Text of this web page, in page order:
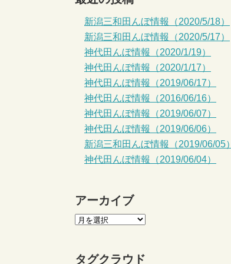
新潟三和田んぼ情報（2020/5/18）
新潟三和田んぼ情報（2020/5/17）
神代田んぼ情報（2020/1/19）
神代田んぼ情報（2020/1/17）
神代田んぼ情報（2019/06/17）
神代田んぼ情報（2016/06/16）
神代田んぼ情報（2019/06/07）
神代田んぼ情報（2019/06/06）
新潟三和田んぼ情報（2019/06/05）
神代田んぼ情報（2019/06/04）
アーカイブ
タグクラウド